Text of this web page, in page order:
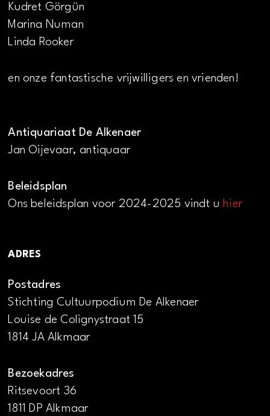
Kudret Görgün
Marina Numan
Linda Rooker
en onze fantastische vrijwilligers en vrienden!
Antiquariaat De Alkenaer
Jan Oijevaar, antiquaar
Beleidsplan
Ons beleidsplan voor 2024-2025 vindt uhier
ADRES
Postadres
Stichting Cultuurpodium De Alkenaer
Louise de Colignystraat 15
1814 JA Alkmaar
Bezoekadres
Ritsevoort 36
1811 DP Alkmaar